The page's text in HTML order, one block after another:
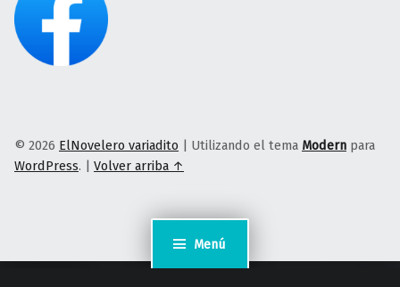
Menú
© 2026 ElNovelero variadito | Utilizando el tema Modern para
WordPress. | Volver arriba ↑